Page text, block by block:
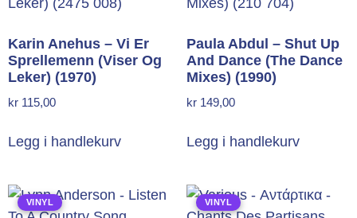
Karin Anehus – Vi Er
Sprellemenn (Viser Og
Leker) (1970)
kr 115,00
Legg i handlekurv
Paula Abdul – Shut Up
And Dance (The Dance
Mixes) (1990)
kr 149,00
Legg i handlekurv
VINYL VINYL